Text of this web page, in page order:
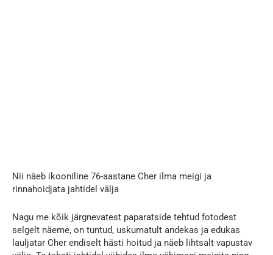
Nii näeb ikooniline 76-aastane Cher ilma meigi ja
rinnahoidjata jahtidel välja
Nagu me kõik järgnevatest paparatside tehtud fotodest
selgelt näeme, on tuntud, uskumatult andekas ja edukas
lauljatar Cher endiselt hästi hoitud ja näeb lihtsalt vapustav